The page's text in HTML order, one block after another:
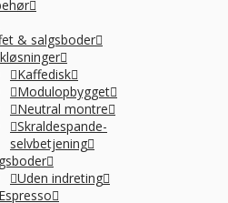
& salgsboder
Kaffedisk
Modulopbygget
Neutral montre
Skraldespande-
selvbetjening
Uden indreting